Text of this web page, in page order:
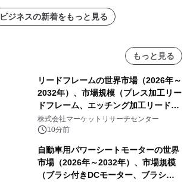
ビジネスの新着をもっと見る
もっと見る
リードフレームの世界市場（2026年～
2032年）、市場規模（プレス加工リー
ドフレーム、エッチング加工リードフ
レーム）・分析レポートを発表
株式会社マーケットリサーチセンター
10分前
自動車用パワーシートモーターの世界
市場（2026年～2032年）、市場規模
（ブラシ付きDCモーター、ブラシレ